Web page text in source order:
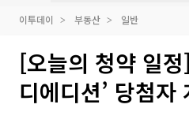
이투데이 부동산 일반
[오늘의 청약 일
디에디션’ 당첨자